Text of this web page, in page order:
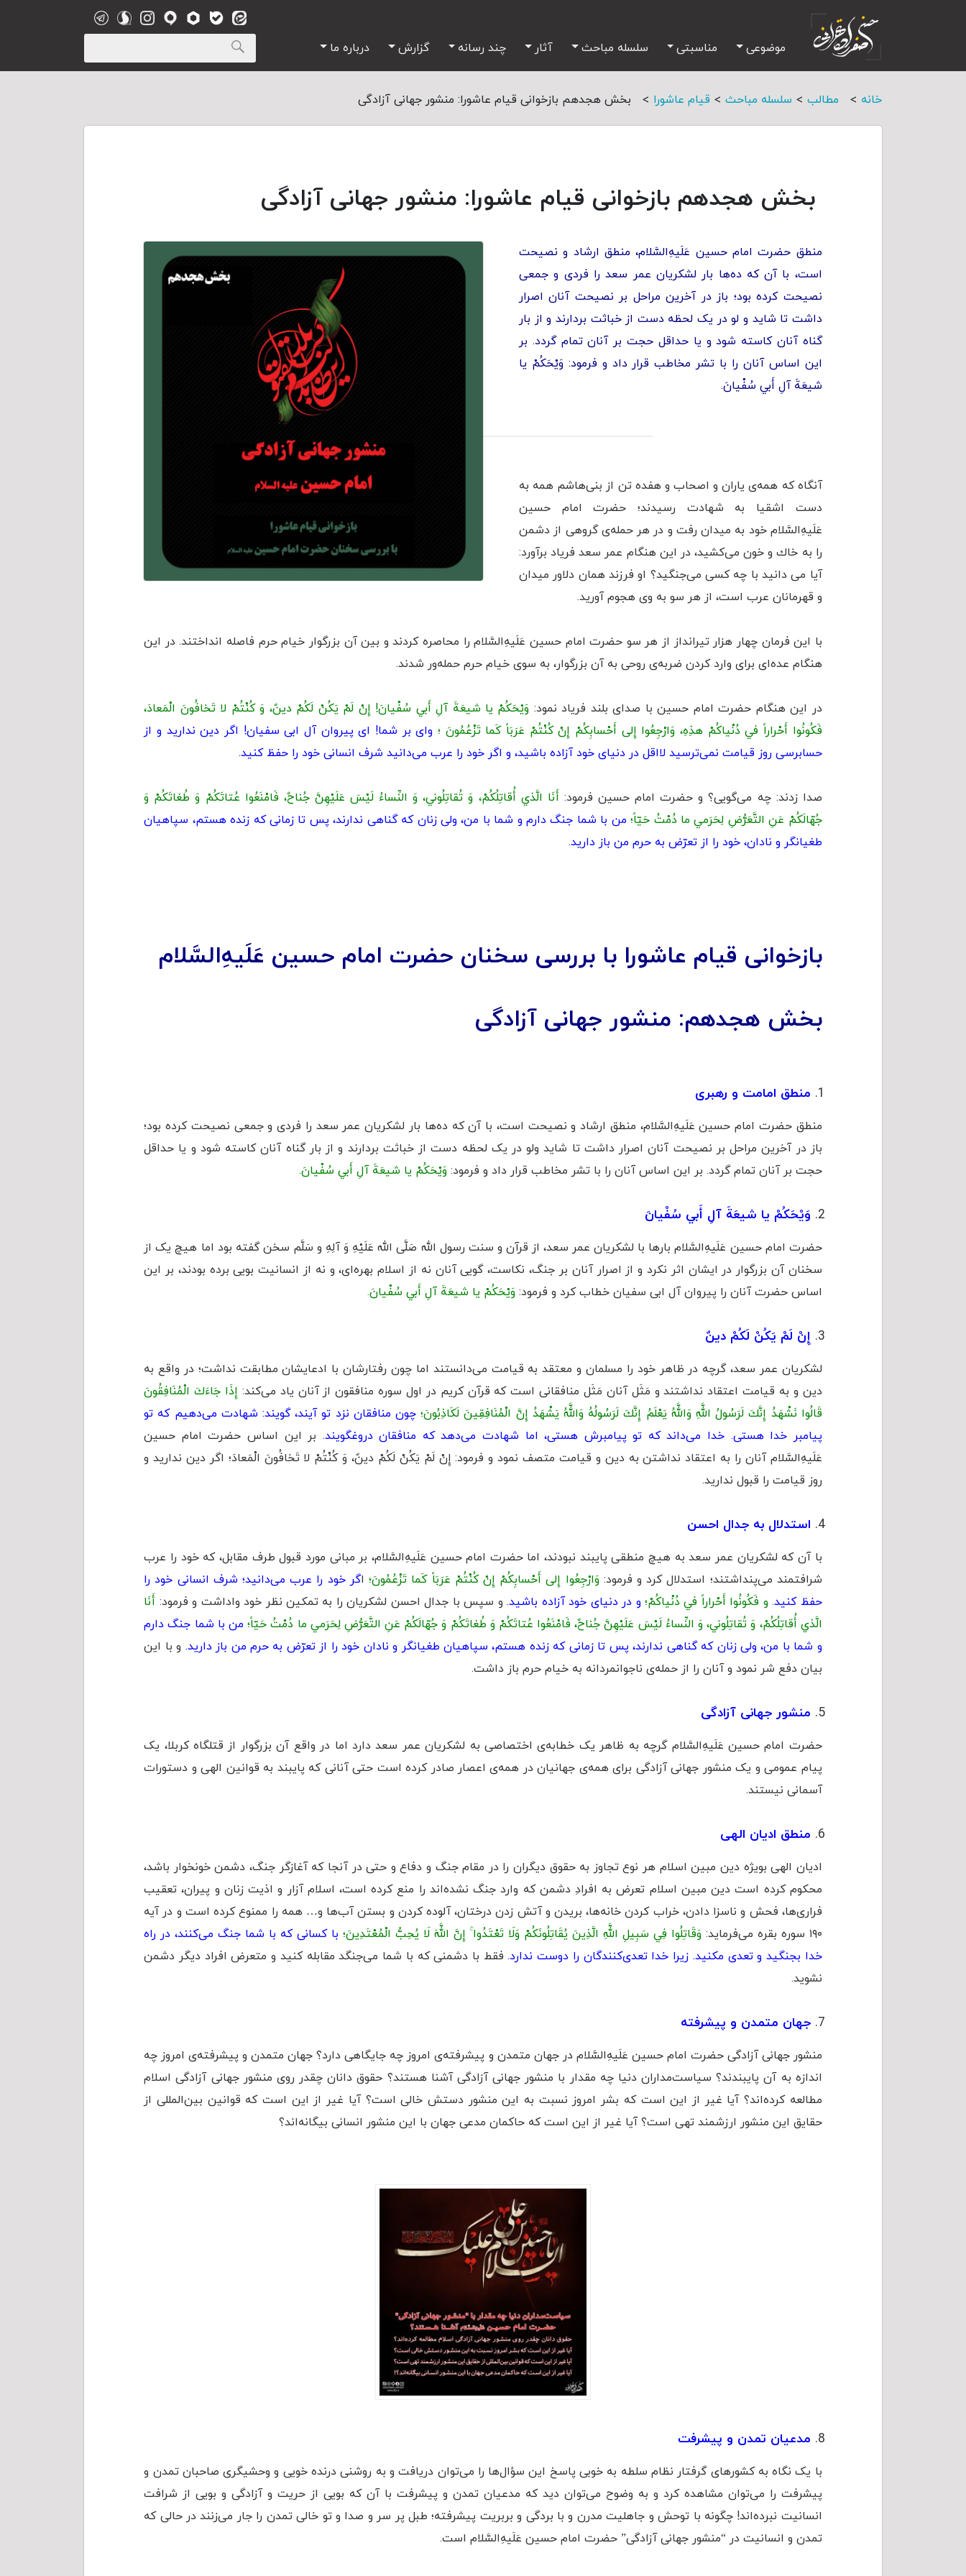
موضوعی مناسبتی سلسله مباحث آثار چند رسانه گزارش درباره ما
خانه > مطالب > سلسله مباحث > قیام عاشورا > بخش هجدهم بازخوانی قیام عاشورا: منشور جهانی آزادگی
بخش هجدهم بازخوانی قیام عاشورا: منشور جهانی آزادگی
منطق حضرت امام حسین عَلَیهِ‌السَّلام، منطق ارشاد و نصیحت
است، با آن که ده‌ها بار لشکریان عمر سعد را فردی و جمعی
نصیحت کرده بود؛ باز در آخرین مراحل بر نصیحت آنان اصرار
داشت تا شاید و لو در یک لحظه دست از خباثت بردارند و از بار
گناه آنان کاسته شود و یا حداقل حجت بر آنان تمام گردد. بر
این اساس آنان را با تشر مخاطب قرار داد و ‌فرمود: وَيْحَكُمْ يا
شيعَةَ آلِ أَبي سُفْيانَ.
آنگاه که همه‌ی یاران و اصحاب و هفده تن از بنی‌هاشم همه به
دست اشقیا به شهادت رسیدند؛ حضرت امام حسین
عَلَیهِ‌السَّلام خود به میدان رفت و در هر حمله‌ی گروهی از دشمن
را به خاك و خون می‌کشید، در این هنگام عمر سعد فرياد برآورد:
آيا می دانيد با چه كسی می‌جنگيد؟ او فرزند همان دلاور ميدان
و قهرمانان عرب است، از هر سو به وی هجوم آوريد.
با اين فرمان چهار هزار تيرانداز از هر سو حضرت امام حسین عَلَیهِ‌السَّلام را محاصره کردند و بین آن بزرگوار خیام حرم فاصله انداختند. در این
هنگام عده‌ای برای وارد کردن ضربه‌ی روحی به آن بزرگوار، به سوی خیام حرم حمله‌ور شدند.
در این هنگام حضرت امام حسین با صدای بلند فریاد نمود: وَيْحَكُمْ يا شيعَةَ آلِ أَبي سُفْيانَ! إِنْ لَمْ يَكُنْ لَكُمْ دينٌ، وَ كُنْتُمْ لا تَخافُونَ الْمَعادَ،
فَكُونُوا أَحْراراً في دُنْياكُمْ هذِهِ، وَارْجِعُوا إِلی أَحْسابِكُمْ إِنْ كُنْتُمْ عَرَبَاً كَما تَزْعُمُونَ ؛ وای بر شما! ای پيروان آل ابی سفيان! اگر دين نداريد و از
حسابرسی روز قيامت نمی‌ترسيد لااقل در دنيای خود آزاده باشيد، و اگر خود را عرب می‌دانيد شرف انسانی خود را حفظ کنید.
صدا زدند: چه می‌گويی؟ و حضرت امام حسین فرمود: أَنَا الَّذي أُقاتِلُكُمْ، وَ تُقاتِلُوني، وَ النِّساءُ لَيْسَ عَلَيْهِنَّ جُناحٌ، فَامْنَعُوا عُتاتَكُمْ وَ طُغاتَكُمْ وَ
جُهّالَكُمْ عَنِ التَّعَرُّضِ لِحَرَمي ما دُمْتُ حَيّاً؛ من با شما جنگ دارم و شما با من، ولی زنان كه گناهی ندارند، پس تا زمانی كه زنده هستم، سپاهيان
طغيانگر و نادان، خود را از تعرّض به حرم من باز داريد.
بازخوانی قیام عاشورا با بررسی سخنان حضرت امام حسین عَلَیهِ‌السَّلام
بخش هجدهم: منشور جهانی آزادگی
منطق امامت و رهبری
منطق حضرت امام حسین عَلَیهِ‌السَّلام، منطق ارشاد و نصیحت است، با آن که ده‌ها بار لشکریان عمر سعد را فردی و جمعی نصیحت کرده بود؛
باز در آخرین مراحل بر نصیحت آنان اصرار داشت تا شاید ولو در یک لحظه دست از خباثت بردارند و از بار گناه آنان کاسته شود و یا حداقل
حجت بر آنان تمام گردد. بر این اساس آنان را با تشر مخاطب قرار داد و ‌فرمود: وَيْحَكُمْ يا شيعَةَ آلِ أَبي سُفْيانَ.
وَيْحَكُمْ يا شيعَةَ آلِ أَبي سُفْيانَ
حضرت امام حسین عَلَیهِ‌السَّلام بارها با لشکریان عمر سعد، از قرآن و سنت رسول الله صَلَّى الله عَلَيْهِ وَ آلِهِ و سَلَّم سخن گفته بود اما هیچ یک از
سخنان آن بزرگوار در ایشان اثر نکرد و از اصرار آنان بر جنگ، نکاست، گویی آنان نه از اسلام بهره‌ای، و نه از انسانیت بویی برده بودند، بر این
اساس حضرت آنان را پیروان آل ابی سفیان خطاب کرد و ‌فرمود: وَيْحَكُمْ يا شيعَةَ آلِ أَبي سُفْيانَ.
إِنْ لَمْ يَكُنْ لَكُمْ دينٌ
لشکریان عمر سعد، گرچه در ظاهر خود را مسلمان و معتقد به قیامت می‌دانستند اما چون رفتارشان با ادعایشان مطابقت نداشت؛ در واقع به
دین و به قیامت اعتقاد نداشتند و مَثَل آنان مَثَل منافقانی است که قرآن کریم در اول سوره منافقون از آنان یاد می‌کند: إِذَا جَاءَكَ الْمُنَافِقُونَ
قَالُوا نَشْهَدُ إِنَّكَ لَرَسُولُ اللَّهِ وَاللَّهُ يَعْلَمُ إِنَّكَ لَرَسُولُهُ وَاللَّهُ يَشْهَدُ إِنَّ الْمُنَافِقِينَ لَكَاذِبُونَ؛چون منافقان نزد تو آيند، گويند: شهادت مى‌دهيم كه تو
پيامبر خدا هستى. خدا مى‌داند كه تو پيامبرش هستى، اما شهادت مى‌دهد كه منافقان دروغگويند. بر این اساس حضرت امام حسین
عَلَیهِ‌السَّلام آنان را به اعتقاد نداشتن به دین و قیامت متصف ‌نمود و ‌فرمود: إِنْ لَمْ يَكُنْ لَكُمْ دينٌ، وَ كُنْتُمْ لا تَخافُونَ الْمَعادَ؛ اگر دين نداريد و
روز قيامت را قبول ندارید.
استدلال به جدال احسن
با آن که لشکریان عمر سعد به هیچ منطقی پایبند نبودند، اما حضرت امام حسین عَلَیهِ‌السَّلام، بر مبانی مورد قبول طرف مقابل، که خود را عرب
شرافتمند می‌پنداشتند؛ استدلال کرد و ‌فرمود: وَارْجِعُوا إِلی أَحْسابِكُمْ إِنْ كُنْتُمْ عَرَبَاً كَما تَزْعُمُونَ؛اگر خود را عرب می‌دانيد؛ شرف انسانی خود را
حفظ کنید. و فَكُونُوا أَحْراراً في دُنْياكُمْ؛ و در دنيای خود آزاده باشيد.و سپس با جدال احسن لشکریان را به تمکین نظر خود واداشت و فرمود: أَنَا
الَّذي أُقاتِلُكُمْ، وَ تُقاتِلُوني، وَ النِّساءُ لَيْسَ عَلَيْهِنَّ جُناحٌ، فَامْنَعُوا عُتاتَكُمْ وَ طُغاتَكُمْ وَ جُهّالَكُمْ عَنِ التَّعَرُّضِ لِحَرَمي ما دُمْتُ حَيّاً؛من با شما جنگ دارم
و شما با من، ولی زنان كه گناهی ندارند، پس تا زمانی كه زنده هستم، سپاهيان طغيانگر و نادان خود را از تعرّض به حرم من باز داريد. و با این
بیان دفع شر نمود و آنان را از حمله‌ی ناجوانمردانه به خیام حرم باز داشت.
منشور جهانی آزادگی
حضرت امام حسین عَلَیهِ‌السَّلام گرچه به ظاهر یک خطابه‌ی اختصاصی به لشکریان عمر سعد دارد اما در واقع آن بزرگوار از قتلگاه کربلا، یک
پیام عمومی و یک منشور جهانی آزادگی برای همه‌ی جهانیان در همه‌ی اعصار صادر کرده است حتی آنانی که پایبند به قوانین الهی و دستورات
آسمانی نیستند.
منطق ادیان الهی
ادیان الهی بویژه دین مبین اسلام هر نوع تجاوز به حقوق دیگران را در مقام جنگ و دفاع و حتی در آنجا که آغازگر جنگ، دشمن خونخوار باشد،
محکوم کرده است دین مبین اسلام تعرض به افرادِ دشمن که وارد جنگ نشده‌اند را منع کرده است، اسلام آزار و اذیت زنان و پیران، تعقیب
فراری‌ها، فحش و ناسزا دادن، خراب کردن خانه‌ها، بریدن و آتش زدن درختان، آلوده کردن و بستن آب‌ها و… همه را ممنوع کرده است و در آیه
۱۹۰ سوره بقره می‌فرماید:
وَقَاتِلُوا فِي سَبِيلِ اللَّهِ الَّذِينَ يُقَاتِلُونَكُمْ وَلَا تَعْتَدُوا ۚ إِنَّ اللَّهَ لَا يُحِبُّ الْمُعْتَدِينَ؛ با كسانى كه با شما جنگ مى‌كنند، در راه
خدا بجنگيد و تعدى مكنيد. زيرا خدا تعدى‌كنندگان را دوست ندارد.فقط با دشمنی که با شما می‌جنگد مقابله کنید و متعرض افراد دیگر دشمن
نشوید.
جهان متمدن و پیشرفته
منشور جهانی آزادگی حضرت امام حسین عَلَیهِ‌السَّلام در جهان متمدن و پیشرفته‌ی امروز چه جایگاهی دارد؟ جهان متمدن و پیشرفته‌ی امروز چه
اندازه به آن پایبندند؟ سیاست‌مداران دنیا چه مقدار با منشور جهانی آزادگی آشنا هستند؟ حقوق دانان چقدر روی منشور جهانی آزادگی اسلام
مطالعه کرده‌اند؟ آیا غیر از این است که بشر امروز نسبت به این منشور دستش خالی است؟ آیا غیر از این است که قوانین بین‌المللی از
حقایق این منشور ارزشمند تهی است؟ آیا غیر از این است که حاکمان مدعی جهان با این منشور انسانی بیگانه‌اند؟
مدعیان تمدن و پیشرفت
با یک نگاه به کشورهای گرفتار نظام سلطه به خوبی پاسخ این سؤال‌ها را می‌توان دریافت و به روشنی درنده خویی و وحشیگری صاحبان تمدن و
پیشرفت را می‌توان مشاهده کرد و به وضوح می‌توان دید که مدعیان تمدن و پیشرفت با آن که بویی از حریت و آزادگی و بویی از شرافت
انسانیت نبرده‌اند! چگونه با توحش و جاهلیت مدرن و با بردگی و بربریت پیشرفته؛ طبل پر سر و صدا و تو خالی تمدن را جار می‌زنند در حالی که
تمدن و انسانیت در “منشور جهانی آزادگی” حضرت امام حسین عَلَیهِ‌السَّلام است.